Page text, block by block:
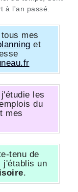
à l'an passé.
mes
et
les
du
mes
tenu de
j'établis un
.